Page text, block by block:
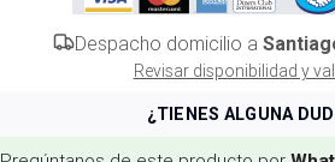
Despacho domicilio a
Revisar disponibilidad y
¿TIENES ALGUNA